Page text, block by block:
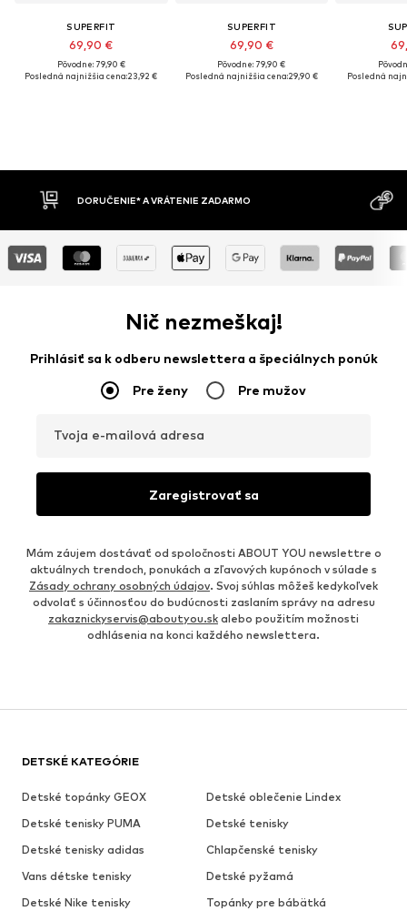
SUPERFIT
69,90 €
Pôvodne: 79,90 €
Posledná najnižšia cena:23,92 €
SUPERFIT
69,90 €
Pôvodne: 79,90 €
Posledná najnižšia cena:29,90 €
Posledná
DORUČENIE* A VRÁTENIE ZADARMO
Nič nezmeškaj!
Prihlásiť sa k odberu newslettera a špeciálnych ponúk
Pre ženy Pre mužov
Tvoja e-mailová adresa
Zaregistrovať sa
Mám záujem dostávať od spoločnosti ABOUT YOU newslettre o
aktuálnych trendoch, ponukách a zľavových kupónoch v súlade s
Zásady ochrany osobných údajov. Svoj súhlas môžeš kedykoľvek
odvolať s účinnosťou do budúcnosti zaslaním správy na adresu
zakaznickyservis@aboutyou.sk alebo použitím možnosti
odhlásenia na konci každého newslettera.
DETSKÉ KATEGÓRIE
Detské topánky GEOX
Detské oblečenie Lindex
Detské tenisky PUMA
Detské tenisky
Detské tenisky adidas
Chlapčenské tenisky
Vans détske tenisky
Detské pyžamá
Detské Nike tenisky
Topánky pre bábätká